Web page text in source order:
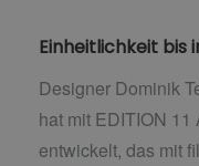
Einheitlichkeit bis
Designer Dominik
hat mit EDITION
entwickelt, das mit